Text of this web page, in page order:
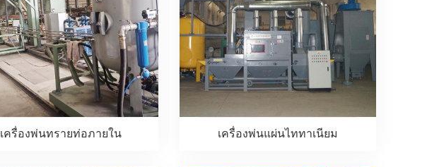
เครื่องพ่นทรายท่อภายใน เครื่องพ่นแผ่นไททาเนียม